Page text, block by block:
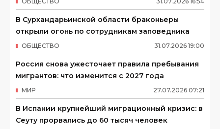
В Сурхандарьинской области браконьеры
открыли огонь по сотрудникам заповедника
31.07.2026 19:00
ОБЩЕСТВО
Россия снова ужесточает правила пребывания
мигрантов: что изменится с 2027 года
27.07.2026 07:21
МИР
В Испании крупнейший миграционный кризис: в
Сеуту прорвались до 60 тысяч человек